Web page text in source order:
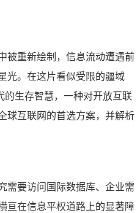
重新绘制，信息流动遭遇前
光。在这片看似受限的疆域
的生存智慧，一种对开放互联
球互联网的首选方案，并解析
需要访问国际数据库、企业需
亘在信息平权道路上的显著障